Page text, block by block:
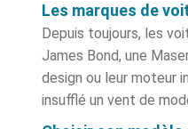
Les marques de
Depuis toujours, les
James Bond, une
design ou leur moteur
insufflé un vent de